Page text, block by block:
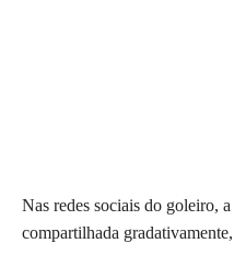
Nas redes sociais do goleiro,
compartilhada